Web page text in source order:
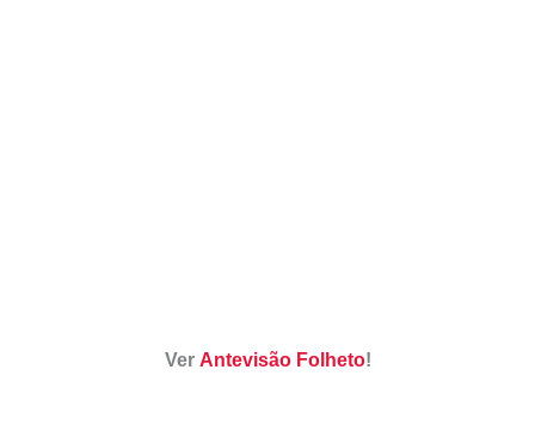
Ver Antevisão Folheto!